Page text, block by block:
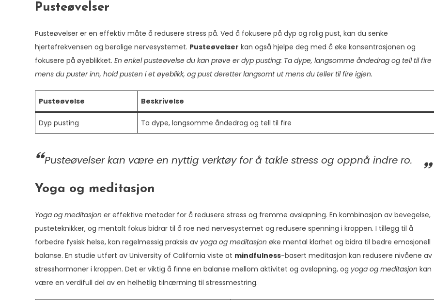
Pusteøvelser
Pusteøvelser er en effektiv måte å redusere stress på. Ved å fokusere på dyp og rolig pust, kan du senke
hjertefrekvensen og berolige nervesystemet. Pusteøvelser kan også hjelpe deg med å øke konsentrasjonen og
fokusere på øyeblikket. En enkel pusteøvelse du kan prøve er dyp pusting: Ta dype, langsomme åndedrag og tell til fire
mens du puster inn, hold pusten i et øyeblikk, og pust deretter langsomt ut mens du teller til fire igjen.
Pusteøvelse Beskrivelse
Dyp pusting Ta dype, langsomme åndedrag og tell til fire
Pusteøvelser kan være en nyttig verktøy for å takle stress og oppnå indre ro.
Yoga og meditasjon
Yoga og meditasjon er effektive metoder for å redusere stress og fremme avslapning. En kombinasjon av bevegelse,
pusteteknikker, og mentalt fokus bidrar til å roe ned nervesystemet og redusere spenning i kroppen. I tillegg til å
forbedre fysisk helse, kan regelmessig praksis av yoga og meditasjon øke mental klarhet og bidra til bedre emosjonell
balanse. En studie utført av University of California viste at mindfulness-basert meditasjon kan redusere nivåene av
stresshormoner i kroppen. Det er viktig å finne en balanse mellom aktivitet og avslapning, og yoga og meditasjon kan
være en verdifull del av en helhetlig tilnærming til stressmestring.